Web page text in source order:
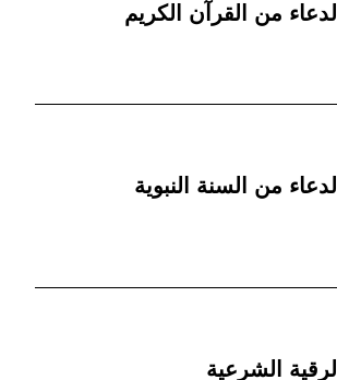
الدعاء من القرآن الكريم
الدعاء من السنة النبوية
الرقية الشرعية